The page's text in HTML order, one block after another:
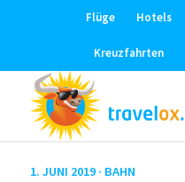
Flüge Hotels
Kreuzfahrten
1. JUNI 2019 · BAHN